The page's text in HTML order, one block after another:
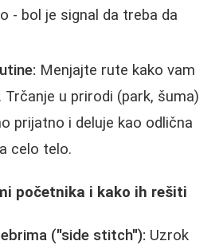
- bol je signal da treba da
Menjajte rute kako vam
Trčanje u prirodi (park, šuma)
prijatno i deluje kao odlična
celo telo.
početnika i kako ih rešiti
("side stitch"): Uzrok